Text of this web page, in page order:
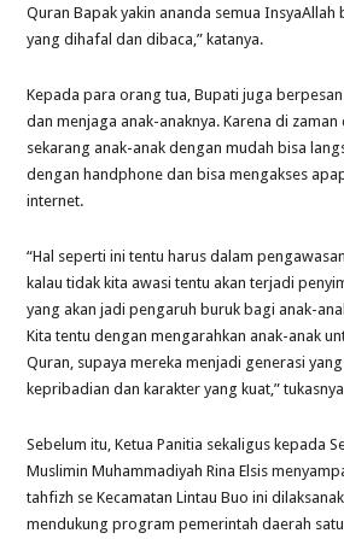
Quran Bapak yakin ananda semua InsyaAllah
yang dihafal dan dibaca,” katanya.
Kepada para orang tua, Bupati juga
dan menjaga anak-anaknya. Karena di
sekarang anak-anak dengan mudah bisa
dengan handphone dan bisa mengakses
internet.
“Hal seperti ini tentu harus dalam
kalau tidak kita awasi tentu akan terjadi
yang akan jadi pengaruh buruk bagi anak-
Kita tentu dengan mengarahkan anak-anak
Quran, supaya mereka menjadi generasi
kepribadian dan karakter yang kuat,”
Sebelum itu, Ketua Panitia sekaligus kepada
Muslimin Muhammadiyah Rina Elsis
tahfizh se Kecamatan Lintau Buo ini
mendukung program pemerintah daerah